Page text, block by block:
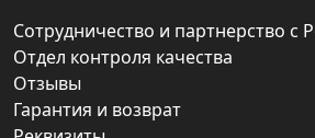
Сотрудничество и партнерство с
Отдел контроля качества
Отзывы
Гарантия и возврат